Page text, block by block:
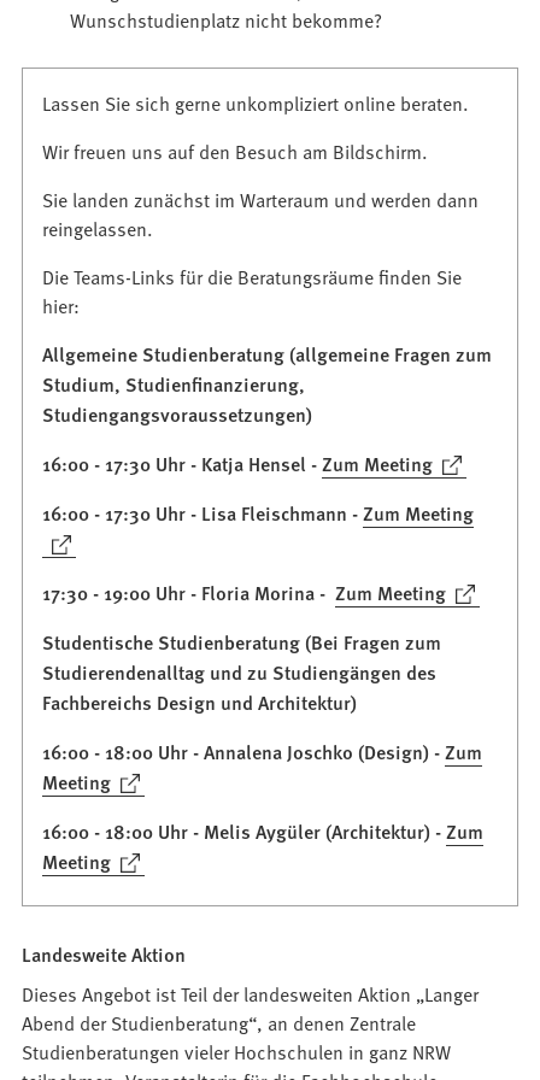
Wunschstudienplatz nicht bekomme?
Lassen Sie sich gerne unkompliziert online beraten.
Wir freuen uns auf den Besuch am Bildschirm.
Sie landen zunächst im Warteraum und werden dann
reingelassen.
Die Teams-Links für die Beratungsräume finden Sie
hier:
Allgemeine Studienberatung (allgemeine Fragen zum
Studium, Studienfinanzierung,
Studiengangsvoraussetzungen)
16:00 - 17:30 Uhr - Katja Hensel -Zum Meeting
(Öffnet
einem
neuen
16:00 - 17:30 Uhr - Lisa Fleischmann -Zum Meeting
(Öffnet
einem
Tab)
17:30 - 19:00 Uhr - Floria Morina -Zum Meeting
(Öffnet
einem
neuen
Tab)
Studentische Studienberatung (Bei Fragen zum
Studierendenalltag und zu Studiengängen des
Fachbereichs Design und Architektur)
16:00 - 18:00 Uhr - Annalena Joschko (Design) -Zum
Meeting
(Öffnet
einem
neuen
16:00 - 18:00 Uhr - Melis Aygüler (Architektur) -Zum
Meeting
(Öffnet
neuen
Landesweite Aktion
Dieses Angebot ist Teil der landesweiten Aktion „Langer
Abend der Studienberatung“, an denen Zentrale
Studienberatungen vieler Hochschulen in ganz NRW